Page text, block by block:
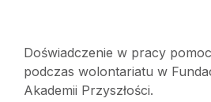
Doświadczenie w pracy
podczas wolontariatu w
Akademii Przyszłości.